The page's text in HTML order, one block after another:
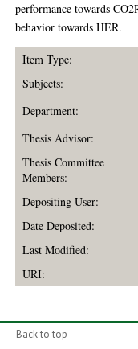
performance towards
behavior towards HER.
Item Type:
Subjects:
Department:
Thesis Advisor:
Thesis Committee
Members:
Depositing User:
Date Deposited:
Last Modified:
URI:
Back to top